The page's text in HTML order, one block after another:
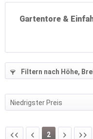
Gartentore &
Filtern nach Höhe,
2